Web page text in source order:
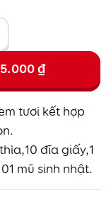
₫
tươi kết hợp
đĩa giấy,1
mũ sinh nhật.